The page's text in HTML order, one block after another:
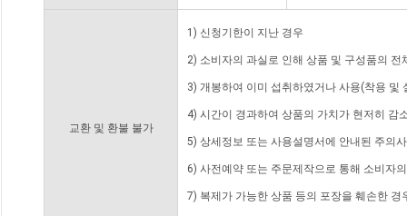
교환 및 환불 불가
1) 신청기한이 지난 경우
2) 소비자의 과실로 인해 상품 및 구성품의
3) 개봉하여 이미 섭취하였거나 사용(착용 및
4) 시간이 경과하여 상품의 가치가 현저히 감
5) 상세정보 또는 사용설명서에 안내된 주의
6) 사전예약 또는 주문제작으로 통해 소비자
7) 복제가 가능한 상품 등의 포장을 훼손한 경